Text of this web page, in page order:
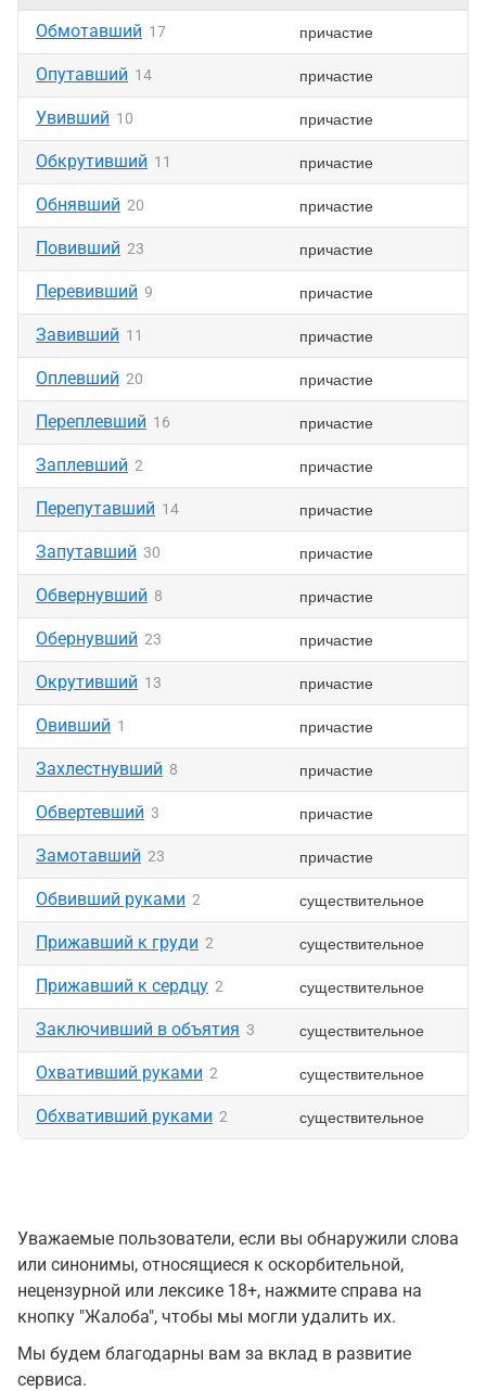
Обмотавший 17 причастие
Опутавший 14 причастие
Увивший 10 причастие
Обкрутивший 11 причастие
Обнявший 20 причастие
Повивший 23 причастие
Перевивший 9 причастие
Завивший 11 причастие
Оплевший 20 причастие
Переплевший 16 причастие
Заплевший 2 причастие
Перепутавший 14 причастие
Запутавший 30 причастие
Обвернувший 8 причастие
Обернувший 23 причастие
Окрутивший 13 причастие
Овивший 1 причастие
Захлестнувший 8 причастие
Обвертевший 3 причастие
Замотавший 23 причастие
Обвивший руками 2 существительное
Прижавший к груди 2 существительное
Прижавший к сердцу 2 существительное
Заключивший в объятия 3 существительное
Охвативший руками 2 существительное
Обхвативший руками 2 существительное
Уважаемые пользователи, если вы обнаружили слова
или синонимы, относящиеся к оскорбительной,
нецензурной или лексике 18+, нажмите справа на
кнопку "Жалоба", чтобы мы могли удалить их.
Мы будем благодарны вам за вклад в развитие
сервиса.